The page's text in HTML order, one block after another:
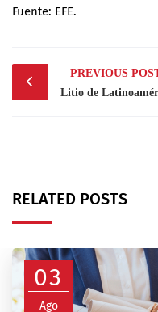
Fuente: EFE.
Post
navigation
PREVIOUS
RELATED POSTS
03
Ago